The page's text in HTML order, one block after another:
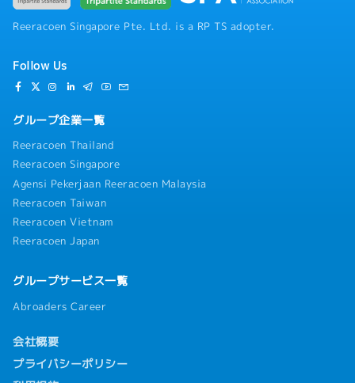
Reeracoen Singapore Pte. Ltd. is a RP TS adopter.
Follow Us
グループ企業一覧
Reeracoen Thailand
Reeracoen Singapore
Agensi Pekerjaan Reeracoen Malaysia
Reeracoen Taiwan
Reeracoen Vietnam
Reeracoen Japan
グループサービス一覧
Abroaders Career
会社概要
プライバシーポリシー